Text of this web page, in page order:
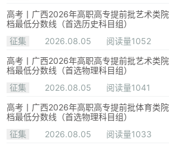
高考丨广西2026年高职高专提前批艺术类
档最低分数线（首选历史科目组）
征集
2026.08.05
阅读量1052
高考丨广西2026年高职高专提前批艺术类
档最低分数线（首选物理科目组）
征集
2026.08.05
阅读量1041
高考丨广西2026年高职高专提前批体育类
档最低分数线（首选物理科目组）
征集
2026.08.05
阅读量1033